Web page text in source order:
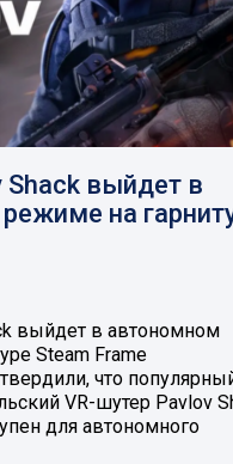
Shack выйдет в
на
выйдет в автономном
Steam Frame
что
VR-шутер Pavlov
для автономного